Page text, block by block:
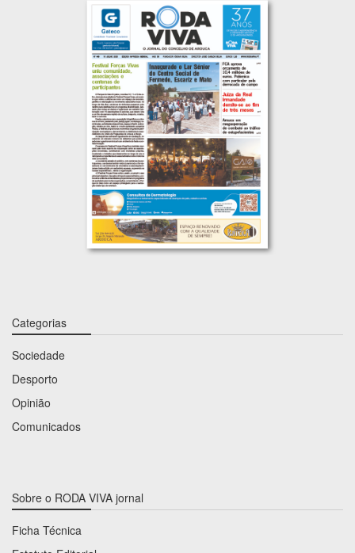
Categorias
Sociedade
Desporto
Opinião
Comunicados
Sobre o RODA VIVA jornal
Ficha Técnica